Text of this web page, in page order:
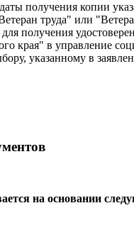
получения копии
труда" или
получения
края" в управление
указанному в
на основании